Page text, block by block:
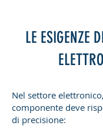
LE ESIGENZE
Nel settore
componente deve
di precisione: